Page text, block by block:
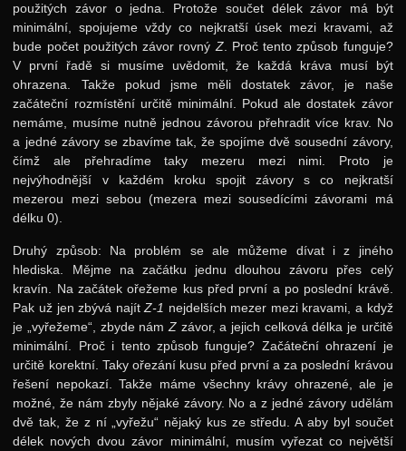
použitých závor o jedna. Protože součet délek závor má být
minimální, spojujeme vždy co nejkratší úsek mezi kravami, až
bude počet použitých závor rovnýZ. Proč tento způsob funguje?
V první řadě si musíme uvědomit, že každá kráva musí být
ohrazena. Takže pokud jsme měli dostatek závor, je naše
začáteční rozmístění určitě minimální. Pokud ale dostatek závor
nemáme, musíme nutně jednou závorou přehradit více krav. No
a jedné závory se zbavíme tak, že spojíme dvě sousední závory,
čímž ale přehradíme taky mezeru mezi nimi. Proto je
nejvýhodnější v každém kroku spojit závory s co nejkratší
mezerou mezi sebou (mezera mezi sousedícími závorami má
délku 0).
Druhý způsob: Na problém se ale můžeme dívat i z jiného
hlediska. Mějme na začátku jednu dlouhou závoru přes celý
kravín. Na začátek ořežeme kus před první a po poslední krávě.
Pak už jen zbývá najítZ-1 nejdelších mezer mezi kravami, a když
je „vyřežeme“, zbyde námZ závor, a jejich celková délka je určitě
minimální. Proč i tento způsob funguje? Začáteční ohrazení je
určitě korektní. Taky ořezání kusu před první a za poslední krávou
řešení nepokazí. Takže máme všechny krávy ohrazené, ale je
možné, že nám zbyly nějaké závory. No a z jedné závory udělám
dvě tak, že z ní „vyřežu“ nějaký kus ze středu. A aby byl součet
délek nových dvou závor minimální, musím vyřezat co největší